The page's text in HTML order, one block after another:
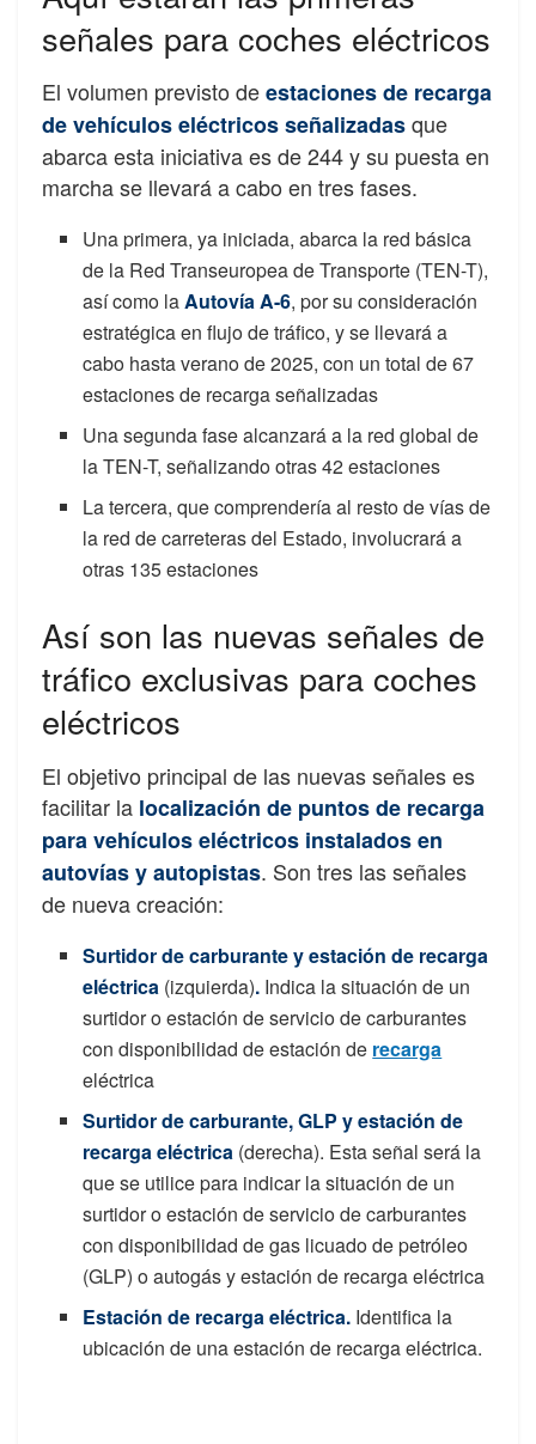
señales para coches eléctricos
El volumen previsto deestaciones de recarga
de vehículos eléctricos señalizadasque
abarca esta iniciativa es de 244 y su puesta en
marcha se llevará a cabo en tres fases.
Una primera, ya iniciada, abarca la red básica
de la Red Transeuropea de Transporte (TEN-T),
así como laAutovía A-6, por su consideración
estratégica en flujo de tráfico, y se llevará a
cabo hasta verano de 2025, con un total de 67
estaciones de recarga señalizadas
Una segunda fase alcanzará a la red global de
la TEN-T, señalizando otras 42 estaciones
La tercera, que comprendería al resto de vías de
la red de carreteras del Estado, involucrará a
otras 135 estaciones
Así son las nuevas señales de
tráfico exclusivas para coches
eléctricos
El objetivo principal de las nuevas señales es
facilitar la localización de puntos de recarga
para vehículos eléctricos instalados en
autovías y autopistas. Son tres las señales
de nueva creación:
Surtidor de carburante y estación de recarga
eléctrica (izquierda). Indica la situación de un
surtidor o estación de servicio de carburantes
con disponibilidad de estación de recarga
eléctrica
Surtidor de carburante, GLP y estación de
recarga eléctrica (derecha). Esta señal será la
que se utilice para indicar la situación de un
surtidor o estación de servicio de carburantes
con disponibilidad de gas licuado de petróleo
(GLP) o autogás y estación de recarga eléctrica
Estación de recarga eléctrica. Identifica la
ubicación de una estación de recarga eléctrica.